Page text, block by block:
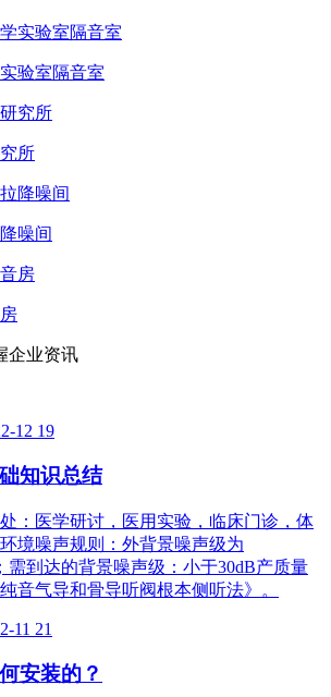
验室隔音室
所
噪间
企业资讯
12 19
知识总结
：医学研讨，医用实验，临床门诊，体
境噪声规则：外背景噪声级为
需到达的背景噪声级：小于30dB产质量
音气导和骨导听阀根本侧听法》。
11 21
安装的？